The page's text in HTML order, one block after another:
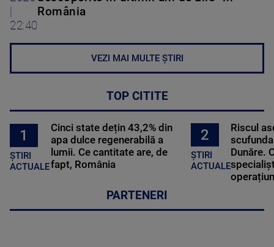
22:40
România
VEZI MAI MULTE ȘTIRI
TOP CITITE
1
ȘTIRI
ACTUALE
Cinci state dețin 43,2% din
apa dulce regenerabilă a
lumii. Ce cantitate are, de
fapt, România
2
ȘTIRI
ACTUALE
Riscul
Dunăre.
PARTENERI